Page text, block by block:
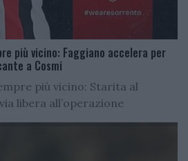
più vicino: Faggiano accelera per
a Cosmi
più vicino: Starita al
libera all’operazione